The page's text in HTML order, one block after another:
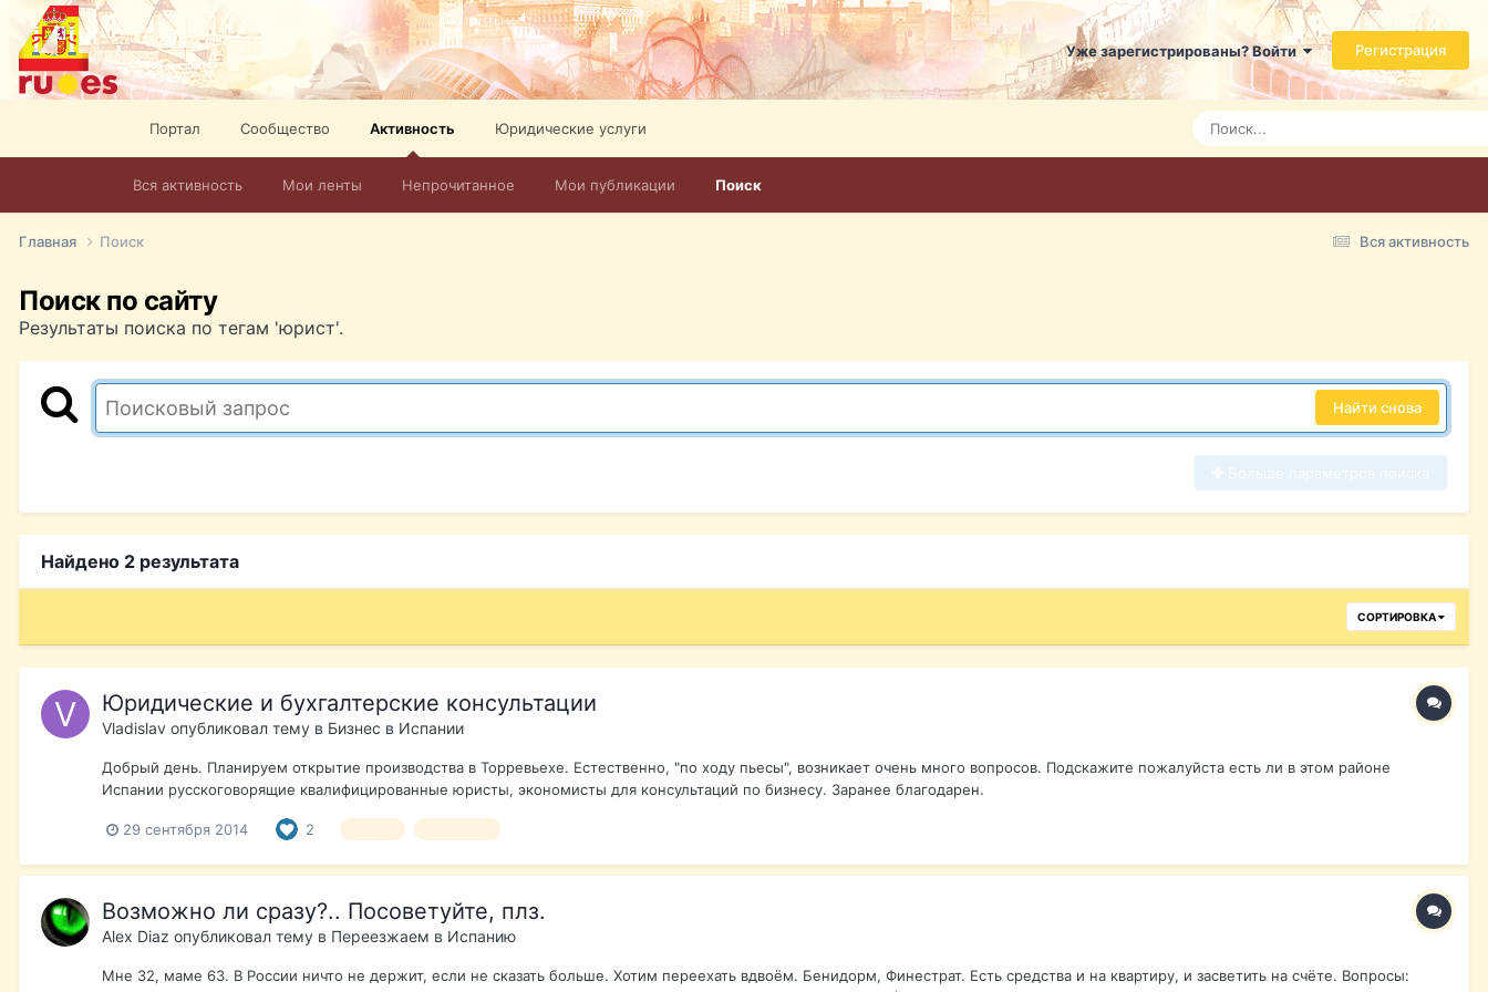
Уже зарегистрированы? Войти Регистрация
Портал Сообщество Активность
Вся активность Мои ленты Непрочитанное Мои публикации Поиск
Юридические услуги
Вся активность
Главная Поиск
Поиск по сайту
Результаты поиска по тегам 'юрист'.
Найти снова
Найдено 2 результата
СОРТИРОВКА
Юридические и бухгалтерские консультации
Vladislav опубликовал тему в Бизнес в Испании
Добрый день. Планируем открытие производства в Торревьехе. Естественно, "по ходу пьесы", возникает очень много вопросов. Подскажите пожалуйста есть ли в этом районе
Испании русскоговорящие квалифицированные юристы, экономисты для консультаций по бизнесу. Заранее благодарен.
29 сентября 2014 2
Возможно ли сразу?.. Посоветуйте, плз.
Alex Diaz опубликовал тему в Переезжаем в Испанию
Мне 32, маме 63. В России ничто не держит, если не сказать больше. Хотим переехать вдвоём. Бенидорм, Финестрат. Есть средства и на квартиру, и засветить на счёте. Вопросы: